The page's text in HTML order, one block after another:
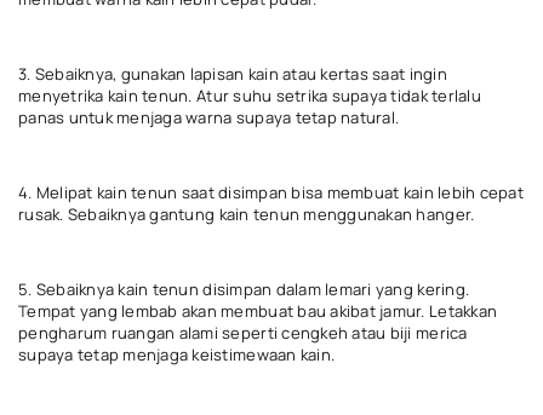
3. Sebaiknya, gunakan lapisan kain atau kertas saat ingin
menyetrika kain tenun. Atur suhu setrika supaya tidak terlalu
panas untuk menjaga warna supaya tetap natural.
4. Melipat kain tenun saat disimpan bisa membuat kain lebih cepat
rusak. Sebaiknya gantung kain tenun menggunakan hanger.
5. Sebaiknya kain tenun disimpan dalam lemari yang kering.
Tempat yang lembab akan membuat bau akibat jamur. Letakkan
pengharum ruangan alami seperti cengkeh atau biji merica
supaya tetap menjaga keistimewaan kain.